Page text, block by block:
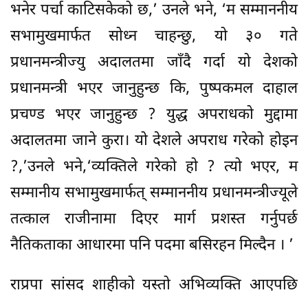
भनेर पर्चा काटिसकेको छ,’ उनले भने, ‘म सम्माननीय
सभामुखमार्फत सोध्न चाहन्छु, यो ३० गते
प्रधानमन्त्रीज्यु अदालतमा जाँदै गर्दा यो देशको
प्रधानमन्त्री भएर जानुहुन्छ कि, पुष्पकमल दाहाल
प्रचण्ड भएर जानुहुन्छ ? युद्ध अपराधको मुद्दामा
अदालतमा जाने कुरा। यो देशले अपराध गरेको होइन
?,’उनले भने,‘व्यक्तिले गरेको हो ? त्यो भएर, म
सम्मानीय सभामुखमार्फत् सम्माननीय प्रधानमन्त्रीज्यूले
तत्काल राजीनामा दिएर मार्ग प्रशस्त गर्नुपर्छ
नैतिकताका आधारमा पनि पदमा बसिरहन मिल्दैन । ’
राप्रपा सांसद शाहीको यस्तो अभिव्यक्ति आएपछि